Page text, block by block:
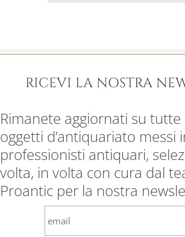
RICEVI LA NOSTRA
Rimanete aggiornati su tutte
oggetti d’antiquariato messi
professionisti antiquari,
volta, in volta con cura dal
Proantic per la nostra